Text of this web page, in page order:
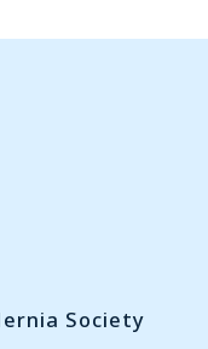
Society